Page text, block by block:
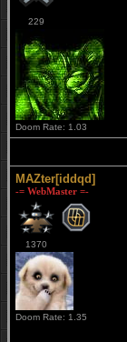
229
Doom Rate: 1.03
MAZter[iddqd]
-= WebMaster =-
1370
Doom Rate: 1.35